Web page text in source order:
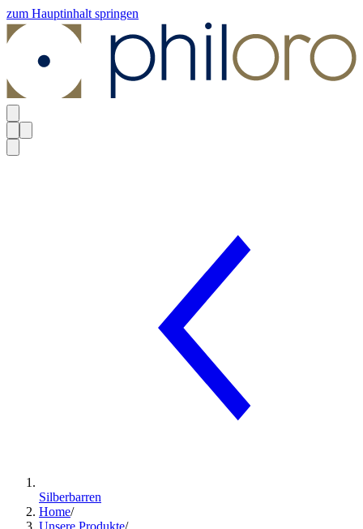
zum Hauptinhalt springen
Silberbarren
Home/